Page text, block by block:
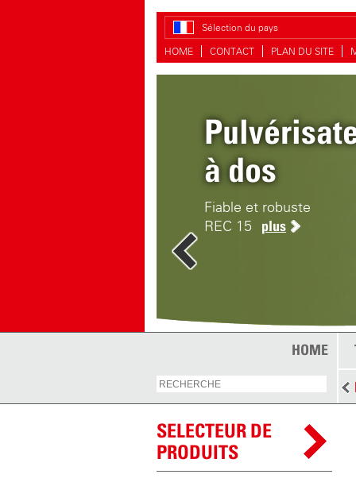
Sélection du pays
HOME
CONTACT PLAN DU SITE
à dos
Fiable et robuste
REC 15
plus
Clean-
Nettoyage et
HOME
SELECTEUR DE
PRODUITS